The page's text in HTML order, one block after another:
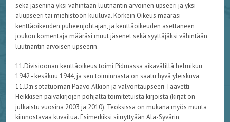
sekä jäseninä yksi vähintään luutnantin arvoinen upseeri ja yksi
aliupseeri tai miehistöön kuuluva. Korkein Oikeus määräsi
kenttäoikeuden puheenjohtajan, ja kenttäoikeuden asettaneen
joukon komentaja määräsi muut jäsenet sekä syyttäjäksi vähintään
luutnantin arvoisen upseerin.
11.Divisioonan kenttäoikeus toimi Pidmassa aikavälillä helmikuu
1942 - kesäkuu 1944, ja sen toiminnasta on saatu hyvä yleiskuva
11.D:n sotatuomari Paavo Alkion ja valvontaupseeri Taavetti
Heikkisen päiväkirjojen pohjalta toimitetuista kirjoista (kirjat on
julkaistu vuosina 2003 ja 2010). Teoksissa on mukana myös muuta
kiinnostavaa kuvailua. Esimerkiksi siirryttyään Ala-Syvärin